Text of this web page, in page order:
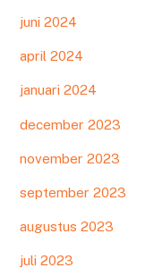
juni 2024
april 2024
januari 2024
december 2023
november 2023
september 2023
augustus 2023
juli 2023